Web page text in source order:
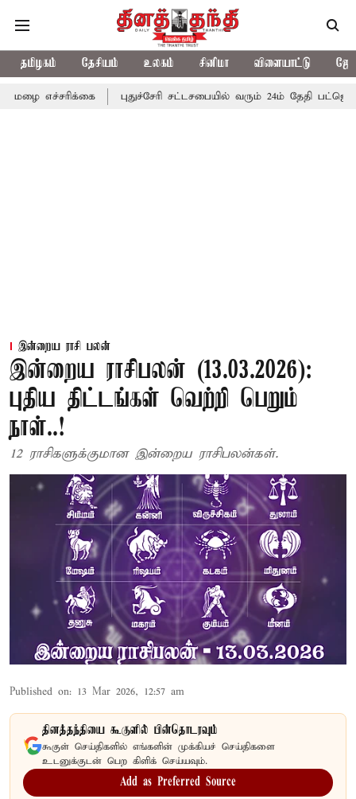
தமிழகம் தேசியம் உலகம் சினிமா விளையாட்டு
புதுச்சேரி சட்டசபையில் வரும் 24ம் தேதி பட்ஜெட் தாக்கல்
இன்றைய ராசி பலன்
இன்றைய ராசிபலன் (13.03.2026):
புதிய திட்டங்கள் வெற்றி பெறும்
நாள்..!
12 ராசிகளுக்குமான இன்றைய ராசிபலன்கள்.
Published on: 13 Mar 2026, 12:57 am
தினத்தந்தியை கூகுளில் பின்தொடரவும்
கூகுள் செய்திகளில் எங்களின் முக்கியச் செய்திகளை
உடனுக்குடன் பெற கிளிக் செய்யவும்.
Add as Preferred Source